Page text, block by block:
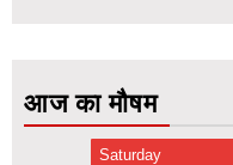
आज का मौषम
Saturday